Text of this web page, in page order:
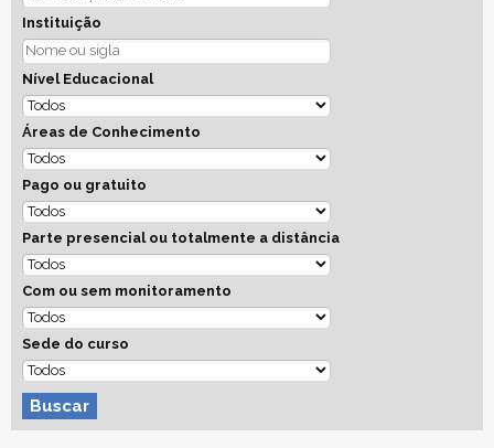
Instituição
Nível Educacional
Áreas de Conhecimento
Pago ou gratuito
Parte presencial ou totalmente a distância
Com ou sem monitoramento
Sede do curso
Buscar